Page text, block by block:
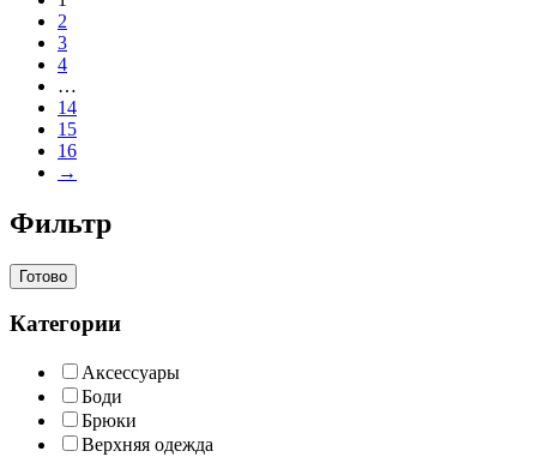
2
3
4
…
14
15
16
→
Фильтр
Готово
Категории
Аксессуары
Боди
Брюки
Верхняя одежда